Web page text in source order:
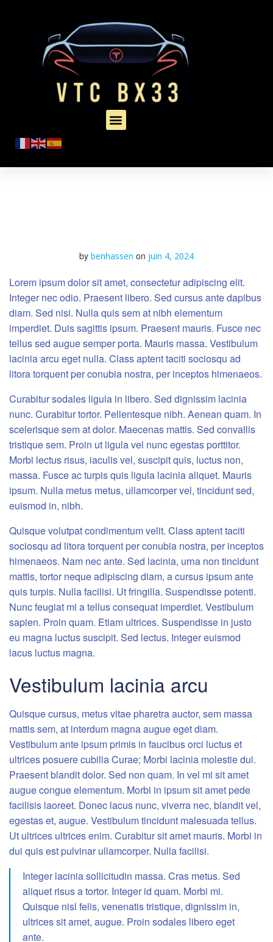
by benhassen on juin 4, 2024
Lorem ipsum dolor sit amet, consectetur adipiscing elit.
Integer nec odio. Praesent libero. Sed cursus ante dapibus
diam. Sed nisi. Nulla quis sem at nibh elementum
imperdiet. Duis sagittis ipsum. Praesent mauris. Fusce nec
tellus sed augue semper porta. Mauris massa. Vestibulum
lacinia arcu eget nulla. Class aptent taciti sociosqu ad
litora torquent per conubia nostra, per inceptos himenaeos.
Curabitur sodales ligula in libero. Sed dignissim lacinia
nunc. Curabitur tortor. Pellentesque nibh. Aenean quam. In
scelerisque sem at dolor. Maecenas mattis. Sed convallis
tristique sem. Proin ut ligula vel nunc egestas porttitor.
Morbi lectus risus, iaculis vel, suscipit quis, luctus non,
massa. Fusce ac turpis quis ligula lacinia aliquet. Mauris
ipsum. Nulla metus metus, ullamcorper vel, tincidunt sed,
euismod in, nibh.
Quisque volutpat condimentum velit. Class aptent taciti
sociosqu ad litora torquent per conubia nostra, per inceptos
himenaeos. Nam nec ante. Sed lacinia, urna non tincidunt
mattis, tortor neque adipiscing diam, a cursus ipsum ante
quis turpis. Nulla facilisi. Ut fringilla. Suspendisse potenti.
Nunc feugiat mi a tellus consequat imperdiet. Vestibulum
sapien. Proin quam. Etiam ultrices. Suspendisse in justo
eu magna luctus suscipit. Sed lectus. Integer euismod
lacus luctus magna.
Vestibulum lacinia arcu
Quisque cursus, metus vitae pharetra auctor, sem massa
mattis sem, at interdum magna augue eget diam.
Vestibulum ante ipsum primis in faucibus orci luctus et
ultrices posuere cubilia Curae; Morbi lacinia molestie dui.
Praesent blandit dolor. Sed non quam. In vel mi sit amet
augue congue elementum. Morbi in ipsum sit amet pede
facilisis laoreet. Donec lacus nunc, viverra nec, blandit vel,
egestas et, augue. Vestibulum tincidunt malesuada tellus.
Ut ultrices ultrices enim. Curabitur sit amet mauris. Morbi in
dui quis est pulvinar ullamcorper. Nulla facilisi.
Integer lacinia sollicitudin massa. Cras metus. Sed
aliquet risus a tortor. Integer id quam. Morbi mi.
Quisque nisl felis, venenatis tristique, dignissim in,
ultrices sit amet, augue. Proin sodales libero eget
ante.